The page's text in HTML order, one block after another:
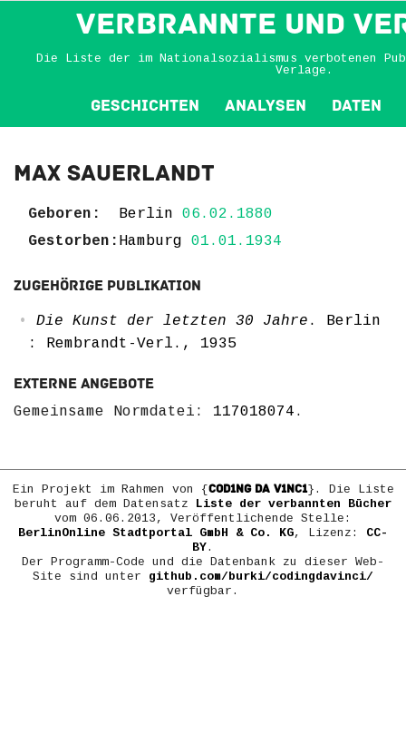
VERBRANNTE und
Die Liste der im Nationalsozialismus verbotenen
Verlage.
Geschichten Analysen Daten
Max Sauerlandt
Geboren: Berlin 06.02.1880
Gestorben: Hamburg 01.01.1934
Zugehörige Publikation
Die Kunst der letzten 30 Jahre . Berlin
: Rembrandt-Verl., 1935
Externe Angebote
Gemeinsame Normdatei: 117018074 .
Ein Projekt im Rahmen von {COD1NG DA V1NC1}. Die Liste
beruht auf dem Datensatz
Liste der verbannten Bücher
vom 06.06.2013, Veröffentlichende Stelle:
BerlinOnline Stadtportal GmbH & Co. KG, Lizenz: CC-
BY.
Der Programm-Code und die Datenbank zu dieser Web-
Site sind unter github.com/burki/codingdavinci/
verfügbar.